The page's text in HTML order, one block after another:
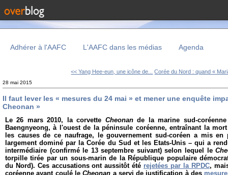
Adhérer à l'AAFC L'AAFC dans les médias Agenda
<< Yang Hee-eun, une icône de... Corée du Nord : quand «
28 mai 2015
Il faut lever les « mesures du 24 mai » et mener une enquête
Cheonan »
Le 26 mars 2010, la corvette Cheonan de la marine sud-
Baengnyeong, à l'ouest de la péninsule coréenne, entraînant la
les causes de ce naufrage, le gouvernement sud-coréen a mis
largement dominé par la Corée du Sud et les Etats-Unis – qui a
intermédiaire (confirmé le 13 septembre suivant) selon lequel le
torpille tirée par un sous-marin de la République populaire
du Nord). Ces accusations ont aussitôt été rejetées par la RPDC,
coréenne ayant coulé leCheonan a servi de justification à des